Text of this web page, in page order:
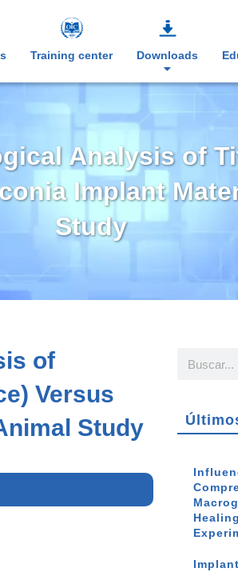
Training center Downloads
Analysis of
Implant
Study
of
Versus
Study